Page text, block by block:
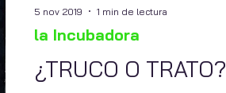
¿TRUCO O TRATO?
la Incubadora
5 nov 2019 1 min de lectura